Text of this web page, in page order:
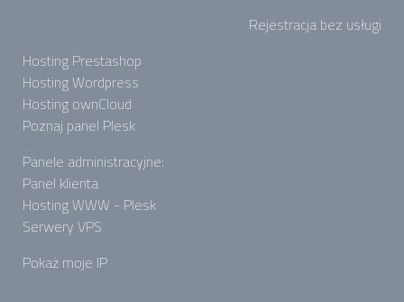
Rejestracja bez usługi
Hosting Prestashop
Hosting Wordpress
Hosting ownCloud
Poznaj panel Plesk
Panele administracyjne:
Panel klienta
Hosting WWW - Plesk
Serwery VPS
Pokaż moje IP